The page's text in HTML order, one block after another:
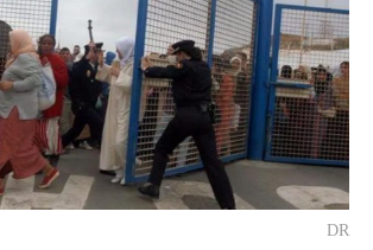
DR